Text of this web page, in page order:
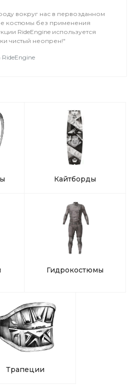
вокруг нас в первозданном
костюмы без применения
RideEngine используется
чистый неопрен!"
Кайтборды
Гидрокостюмы
Трапеции